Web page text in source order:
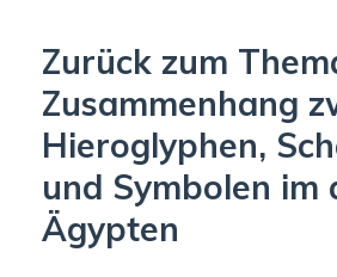
Zurück zum
Zusammenhang
Hieroglyphen,
und Symbolen im
Ägypten